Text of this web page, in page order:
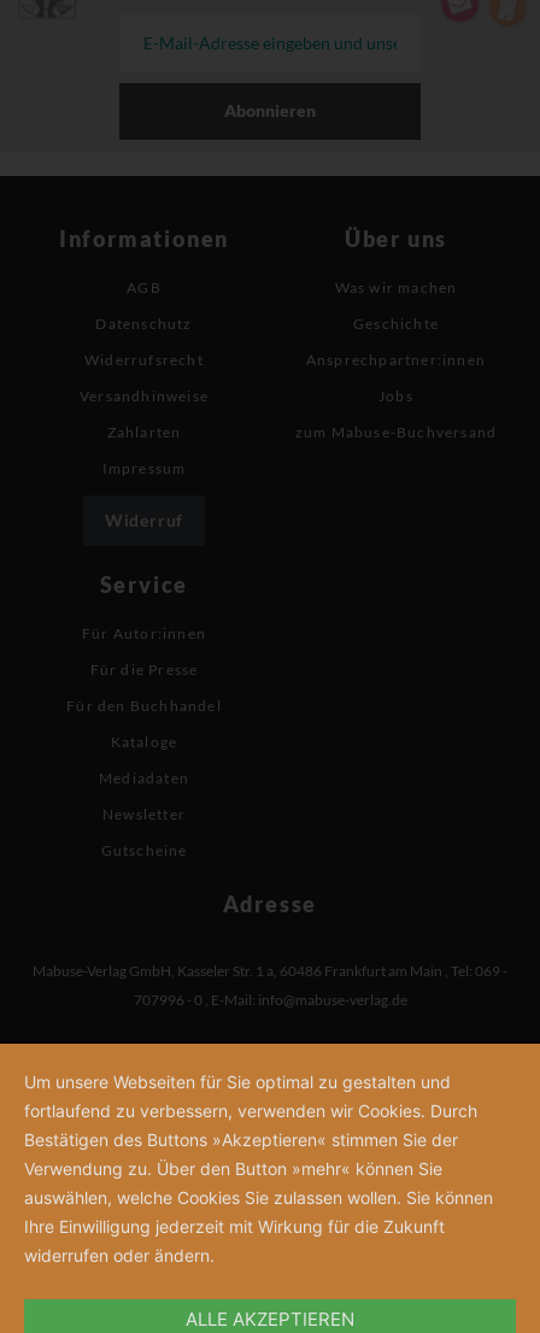
Abonnieren
Informationen
AGB
Datenschutz
Widerrufsrecht
Versandhinweise
Zahlarten
Impressum
Widerruf
Über uns
Was wir machen
Geschichte
Ansprechpartner:innen
Jobs
zum Mabuse-Buchversand
Service
Für Autor:innen
Für die Presse
Für den Buchhandel
Kataloge
Mediadaten
Newsletter
Gutscheine
Adresse
Mabuse-Verlag GmbH, Kasseler Str. 1 a, 60486 Frankfurt am Main , Tel: 069 -
707996 - 0 , E-Mail: info@mabuse-verlag.de
Um unsere Webseiten für Sie optimal zu gestalten und
fortlaufend zu verbessern, verwenden wir Cookies. Durch
Bestätigen des Buttons »Akzeptieren« stimmen Sie der
Verwendung zu. Über den Button »mehr« können Sie
auswählen, welche Cookies Sie zulassen wollen. Sie können
Ihre Einwilligung jederzeit mit Wirkung für die Zukunft
widerrufen oder ändern.
ALLE AKZEPTIEREN